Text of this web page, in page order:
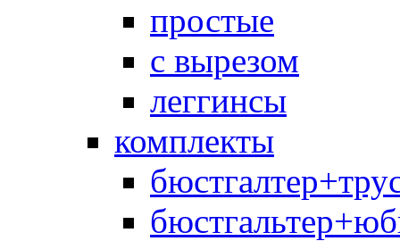
простые
с вырезом
леггинсы
комплекты